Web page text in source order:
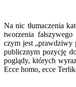
Na nic tłumaczenia
tworzenia
czym jest „prawdziwy
publicznym pozycję
poglądy, których
Ecce homo, ecce